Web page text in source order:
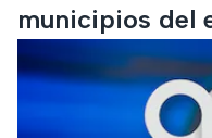
municipios del